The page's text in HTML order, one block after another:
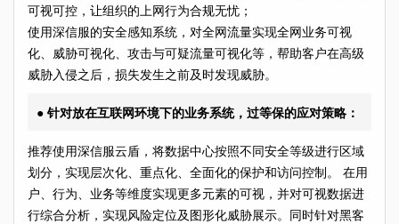
可视可控，让组织的上网行为合规无忧；
使用深信服的安全感知系统，对全网流量实现全网业务可视
化、威胁可视化、攻击与可疑流量可视化等，帮助客户在高级
威胁入侵之后，损失发生之前及时发现威胁。
● 针对放在互联网环境下的业务系统，过等保的应对策略：
推荐使用深信服云盾，将数据中心按照不同安全等级进行区域
划分，实现层次化、重点化、全面化的保护和访问控制。 在用
户、行为、业务等维度实现更多元素的可视，并对可视数据进
行综合分析，实现风险定位及图形化威胁展示。同时针对黑客